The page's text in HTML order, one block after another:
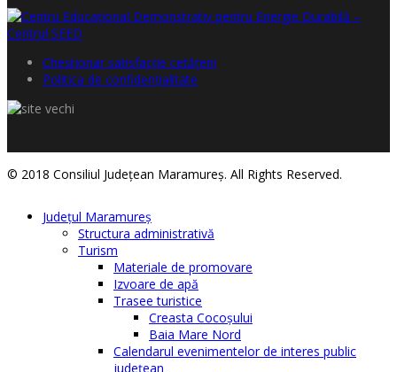
Chestionar satisfacţie cetăţeni
Politica de confidențialitate
© 2018 Consiliul Judeţean Maramureş. All Rights Reserved.
Judeţul Maramureş
Structura administrativă
Turism
Materiale de promovare
Izvoare de apă
Trasee turistice
Creasta Cocoșului
Baia Mare Nord
Calendarul evenimentelor de interes public
judeţean